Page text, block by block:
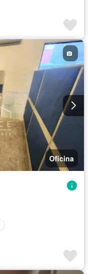
Oficina